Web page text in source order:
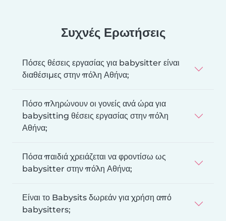
Συχνές Ερωτήσεις
Πόσες θέσεις εργασίας για babysitter είναι
διαθέσιμες στην πόλη Αθήνα;
Πόσο πληρώνουν οι γονείς ανά ώρα για
babysitting θέσεις εργασίας στην πόλη
Αθήνα;
Πόσα παιδιά χρειάζεται να φροντίσω ως
babysitter στην πόλη Αθήνα;
Είναι το Babysits δωρεάν για χρήση από
babysitters;